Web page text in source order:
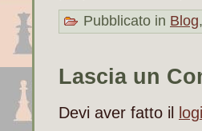
Pubblicato in Blog,
Lascia un
Devi aver fatto il